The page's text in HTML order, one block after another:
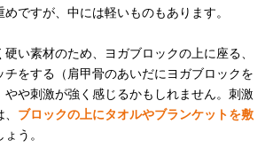
ですが、中には軽いものもあります。
い素材のため、ヨガブロックの上に座る、
チをする（肩甲骨のあいだにヨガブロックを
やや刺激が強く感じるかもしれません。刺激
ブロックの上にタオルやブランケットを敷
ょう。